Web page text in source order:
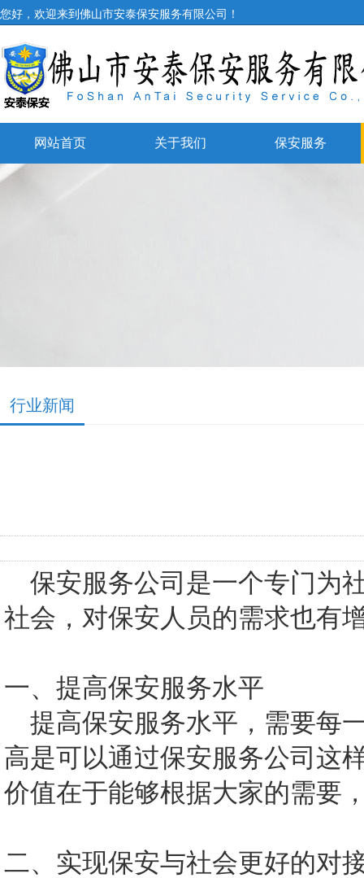
您好，欢迎来到佛山市安泰保安服务有限公司！
网站首页 关于我们 保安服务
行业新闻
保安服务公司是一个专门为
社会，对保安人员的需求也有
一、提高保安服务水平
提高保安服务水平，需要每
高是可以通过保安服务公司这
价值在于能够根据大家的需要
二、实现保安与社会更好的对